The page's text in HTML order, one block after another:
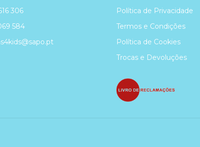
306
584
Política de Privacidade
Termos e Condições
Política de Cookies
Trocas e Devoluções